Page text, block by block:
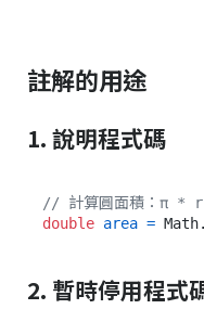
註解的用途
1. 說明程式碼
// 計算圓面積：π *
double area =
2. 暫時停用程式